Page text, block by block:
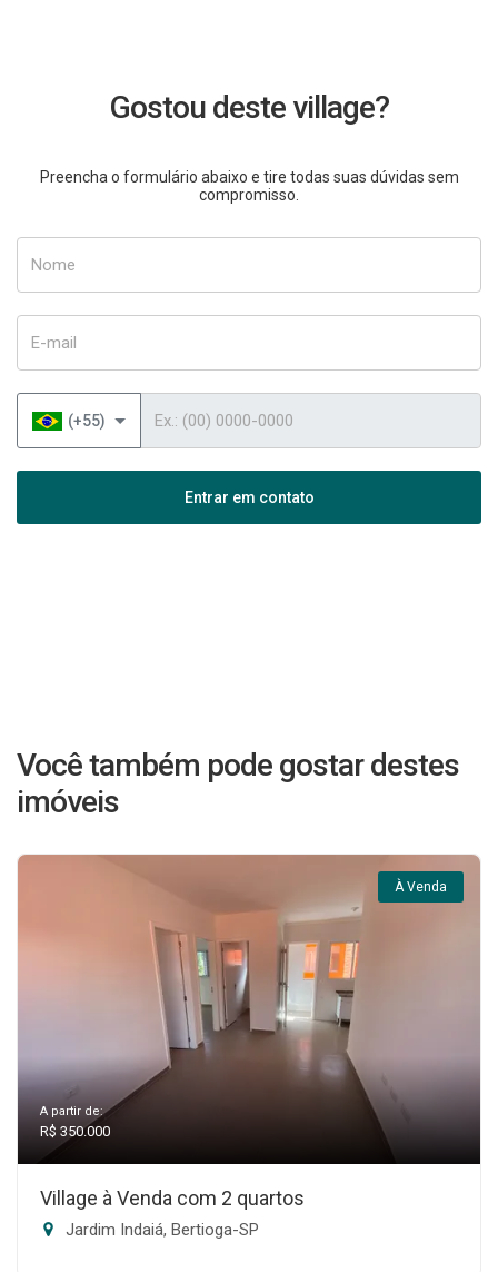
Gostou deste village?
Preencha o formulário abaixo e tire todas suas dúvidas sem
compromisso.
(+55)
Entrar em contato
Você também pode gostar destes
imóveis
À Venda
A partir de:
R$ 350.000
Village à Venda com 2 quartos
Jardim Indaiá, Bertioga-SP